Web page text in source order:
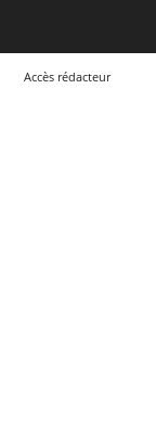
Accès rédacteur